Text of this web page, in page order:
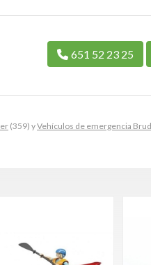
(359) yVehículos de emergencia
651 52 23 25